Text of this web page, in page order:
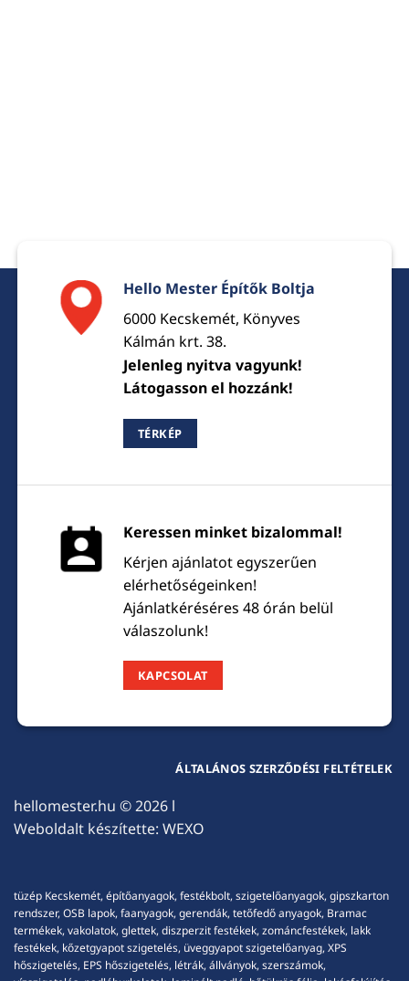
Hello Mester Építők Boltja
6000 Kecskemét, Könyves
Kálmán krt. 38.
Jelenleg nyitva vagyunk!
Látogasson el hozzánk!
TÉRKÉP
Keressen minket bizalommal!
Kérjen ajánlatot egyszerűen
elérhetőségeinken!
Ajánlatkéréséres 48 órán belül
válaszolunk!
KAPCSOLAT
hellomester.hu © 2026 l
Weboldalt készítette: WEXO
ÁLTALÁNOS SZERZŐDÉSI FELTÉTELEK
tüzép Kecskemét, építőanyagok, festékbolt, szigetelőanyagok, gipszkarton
rendszer, OSB lapok, faanyagok, gerendák, tetőfedő anyagok, Bramac
termékek, vakolatok, glettek, diszperzit festékek, zománcfestékek, lakk
festékek, kőzetgyapot szigetelés, üveggyapot szigetelőanyag, XPS
hőszigetelés, EPS hőszigetelés, létrák, állványok, szerszámok,